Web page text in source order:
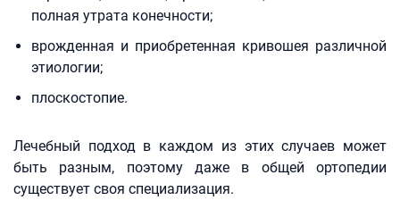
полная утрата конечности;
врожденная и приобретенная кривошея различной
этиологии;
плоскостопие.
Лечебный подход в каждом из этих случаев может
быть разным, поэтому даже в общей ортопедии
существует своя специализация.